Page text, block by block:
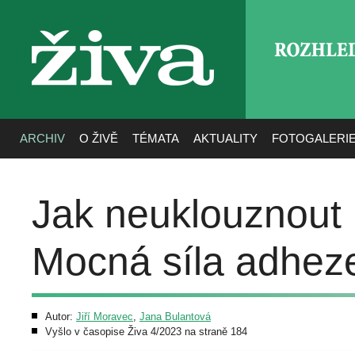
živa
ARCHIV O ŽIVĚ TÉMATA AKTUALITY
Jak
Mocná síla
Autor: Jiří Moravec, Jana Bulantová
Vyšlo v časopise Živa 4/2023 na straně 184